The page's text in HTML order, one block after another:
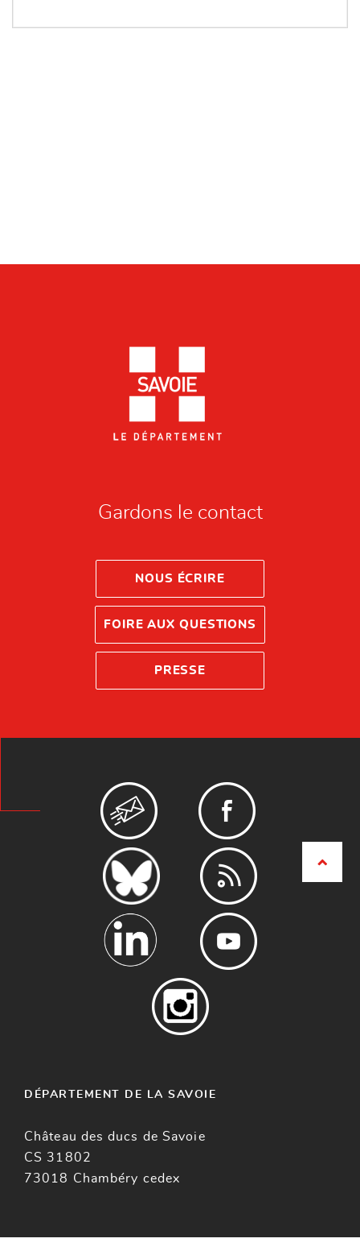
Gardons le contact
NOUS ÉCRIRE
FOIRE AUX QUESTIONS
PRESSE
DÉPARTEMENT DE LA SAVOIE
Château des ducs de Savoie
CS 31802
73018 Chambéry cedex